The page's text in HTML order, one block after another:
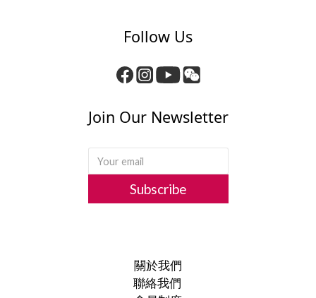
Follow Us
Join Our Newsletter
Subscribe
關於我們
聯絡我們